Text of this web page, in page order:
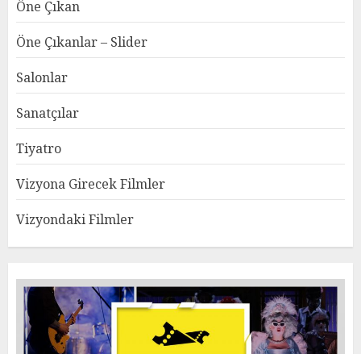
Öne Çıkan
Öne Çıkanlar – Slider
Salonlar
Sanatçılar
Tiyatro
Vizyona Girecek Filmler
Vizyondaki Filmler